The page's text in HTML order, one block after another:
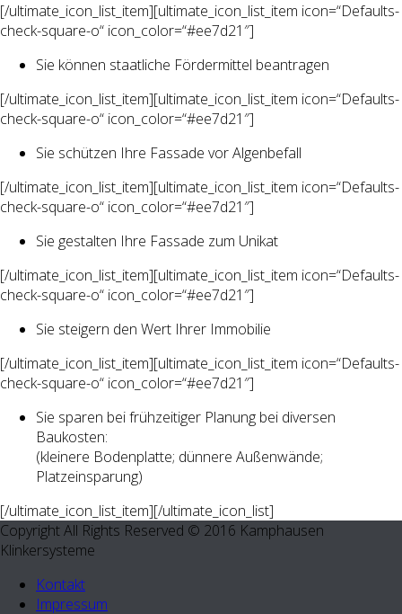
[/ultimate_icon_list_item][ultimate_icon_list_item icon=“Defaults-
check-square-o“ icon_color=“#ee7d21″]
Sie können staatliche Fördermittel beantragen
[/ultimate_icon_list_item][ultimate_icon_list_item icon=“Defaults-
check-square-o“ icon_color=“#ee7d21″]
Sie schützen Ihre Fassade vor Algenbefall
[/ultimate_icon_list_item][ultimate_icon_list_item icon=“Defaults-
check-square-o“ icon_color=“#ee7d21″]
Sie gestalten Ihre Fassade zum Unikat
[/ultimate_icon_list_item][ultimate_icon_list_item icon=“Defaults-
check-square-o“ icon_color=“#ee7d21″]
Sie steigern den Wert Ihrer Immobilie
[/ultimate_icon_list_item][ultimate_icon_list_item icon=“Defaults-
check-square-o“ icon_color=“#ee7d21″]
Sie sparen bei frühzeitiger Planung bei diversen
Baukosten:
(kleinere Bodenplatte; dünnere Außenwände;
Platzeinsparung)
[/ultimate_icon_list_item][/ultimate_icon_list]
Copyright All Rights Reserved © 2016 Kamphausen
Klinkersysteme
Kontakt
Impressum